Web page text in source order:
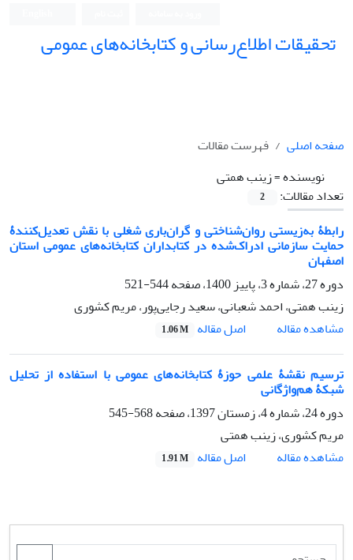
تحقیقات اطلاع‌رسانی و کتابخانه‌های عمومی
صفحه اصلی
فهرست مقالات
نویسنده =زینب همتی
تعداد مقالات:
2
رابطۀ به‌زیستی روان‌شناختی و گران‌باری شغلی با نقش تعدیل‌کنندۀ
حمایت سازمانی ادراک‌شده در کتابداران کتابخانه‌های عمومی استان
اصفهان
دوره 27، شماره 3، پاییز 1400، صفحه
544-521
زینب همتی، احمد شعبانی، سعید رجایی‌پور، مریم کشوری
مشاهده مقاله
اصل مقاله 1.06 M
ترسیم نقشۀ علمی حوزۀ کتابخانه‌های عمومی با استفاده از تحلیل
شبکۀ هم‌واژگانی
دوره 24، شماره 4، زمستان 1397، صفحه
568-545
مریم کشوری، زینب همتی
مشاهده مقاله
اصل مقاله 1.91 M